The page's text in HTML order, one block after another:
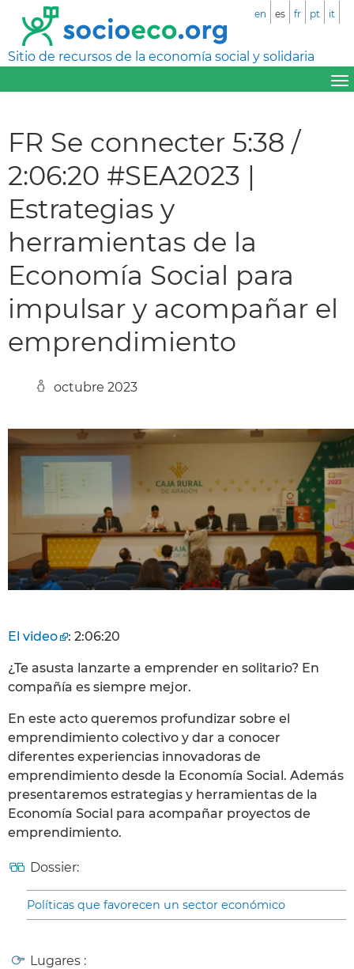
Sitio de recursos de la economía social y solidaria
en es fr pt it
FR Se connecter 5:38 /
2:06:20 #SEA2023 |
Estrategias y
herramientas de la
Economía Social para
impulsar y acompañar el
emprendimiento
octubre 2023
El video : 2:06:20
¿Te asusta lanzarte a emprender en solitario? En
compañía es siempre mejor.
En este acto queremos profundizar sobre el
emprendimiento colectivo y dar a conocer
diferentes experiencias innovadoras de
emprendimiento desde la Economía Social. Además
presentaremos estrategias y herramientas de la
Economía Social para acompañar proyectos de
emprendimiento.
Dossier:
Políticas que favorecen un sector económico
Lugares :